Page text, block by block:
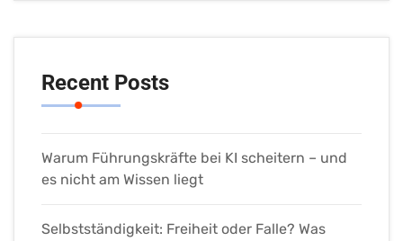
Recent Posts
Warum Führungskräfte bei KI scheitern – und
es nicht am Wissen liegt
Selbstständigkeit: Freiheit oder Falle? Was